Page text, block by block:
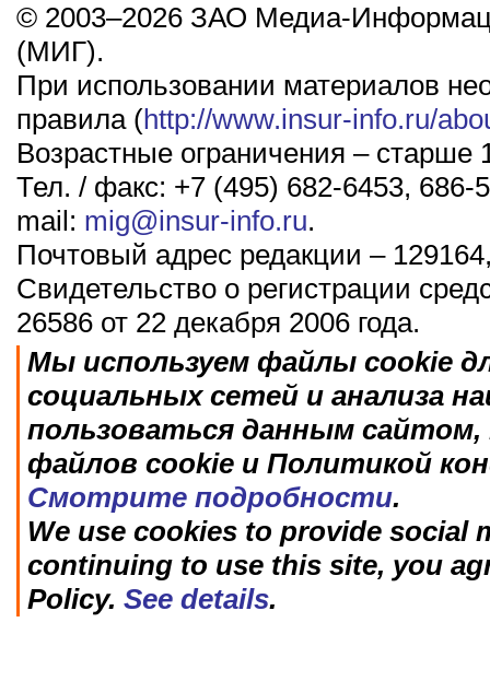
© 2003–2026 ЗАО Медиа-
(МИГ).
При использовании материалов
правила (http://www.insur-info.ru/
Возрастные ограничения – старше
Тел. / факс: +7 (495) 682-6453, 686-
mail: mig@insur-info.ru.
Почтовый адрес редакции –
Свидетельство о регистрации
26586 от 22 декабря 2006 года.
Мы используем файлы cookie
социальных сетей и анализа
пользоваться данным
файлов cookie и Политикой
Смотрите подробности.
We use cookies to provide social
continuing to use this site, you
Policy. See details.